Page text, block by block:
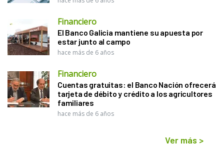
Financiero
El Banco Galicia mantiene su apuesta por
estar junto al campo
hace más de 6 años
Financiero
Cuentas gratuitas: el Banco Nación ofrecerá
tarjeta de débito y crédito a los agricultores
familiares
hace más de 6 años
Ver más >